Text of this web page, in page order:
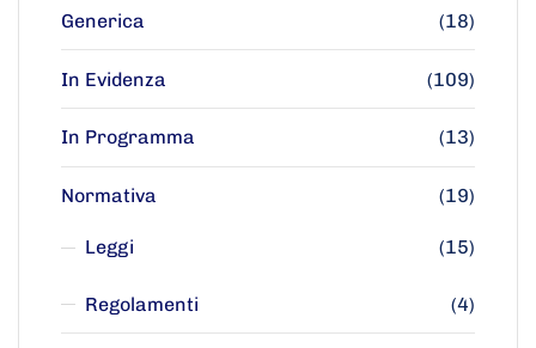
Generica (18)
In Evidenza (109)
In Programma (13)
Normativa (19)
Leggi (15)
Regolamenti (4)